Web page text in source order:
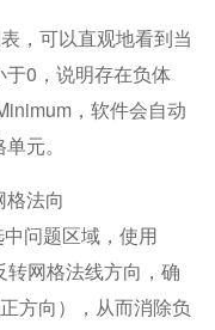
，可以直观地看到当
0，说明存在负体
，软件会自动
元。
法向
中问题区域，使用
网格法线方向，确
方向），从而消除负